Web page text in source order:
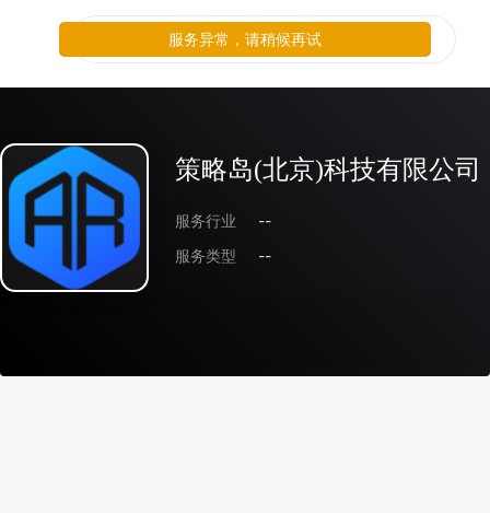
策略岛(北京)科技有限公司
服务行业
--
服务类型
--
服务异常，请稍候再试